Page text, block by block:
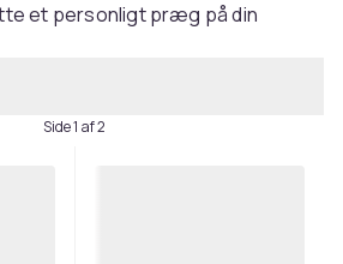
et personligt præg på din
Side 1 af 2